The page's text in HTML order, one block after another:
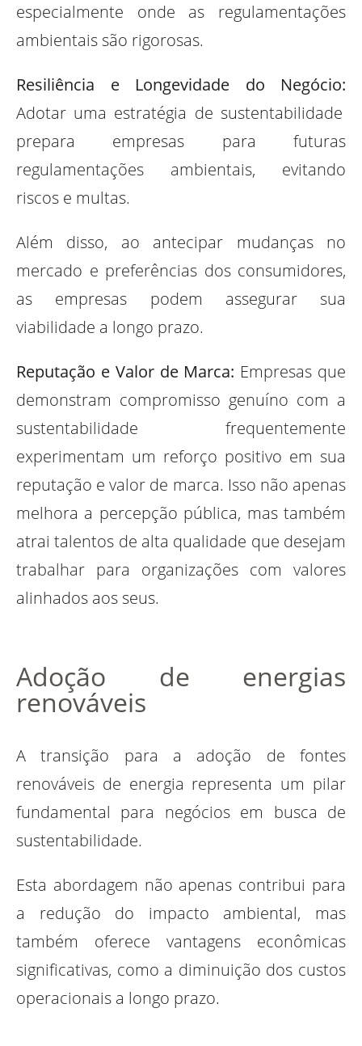
especialmente onde as regulamentações
ambientais são rigorosas.
Resiliência e Longevidade do Negócio:
Adotar uma estratégia de sustentabilidade
prepara empresas para futuras
regulamentações ambientais, evitando
riscos e multas.
Além disso, ao antecipar mudanças no
mercado e preferências dos consumidores,
as empresas podem assegurar sua
viabilidade a longo prazo.
Reputação e Valor de Marca: Empresas que
demonstram compromisso genuíno com a
sustentabilidade frequentemente
experimentam um reforço positivo em sua
reputação e valor de marca. Isso não apenas
melhora a percepção pública, mas também
atrai talentos de alta qualidade que desejam
trabalhar para organizações com valores
alinhados aos seus.
Adoção de energias
renováveis
A transição para a adoção de fontes
renováveis de energia representa um pilar
fundamental para negócios em busca de
sustentabilidade.
Esta abordagem não apenas contribui para
a redução do impacto ambiental, mas
também oferece vantagens econômicas
significativas, como a diminuição dos custos
operacionais a longo prazo.